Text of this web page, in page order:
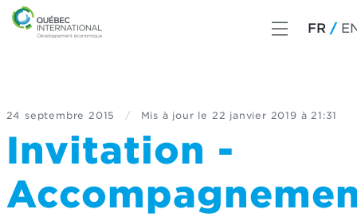
FR
24 septembre 2015 / Mis à jour le 22 janvier 2019 à 21:31
Invitation -